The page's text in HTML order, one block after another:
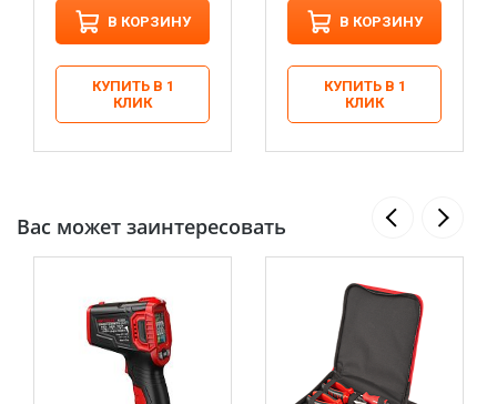
В КОРЗИНУ
КУПИТЬ В 1
КЛИК
В КОРЗИНУ
КУПИТЬ В 1
КЛИК
Вас может заинтересовать